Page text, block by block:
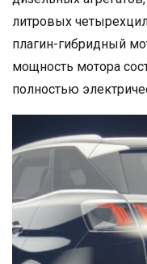
литровых
плагин-гибридный
мощность мотора
полностью